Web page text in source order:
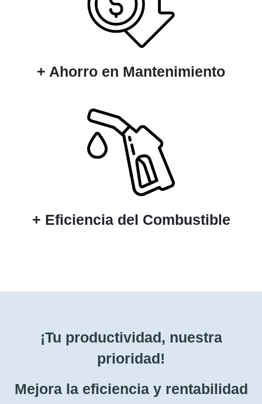
+ Ahorro en Mantenimiento
+ Eficiencia del Combustible
¡Tu productividad, nuestra
prioridad!
Mejora la eficiencia y rentabilidad